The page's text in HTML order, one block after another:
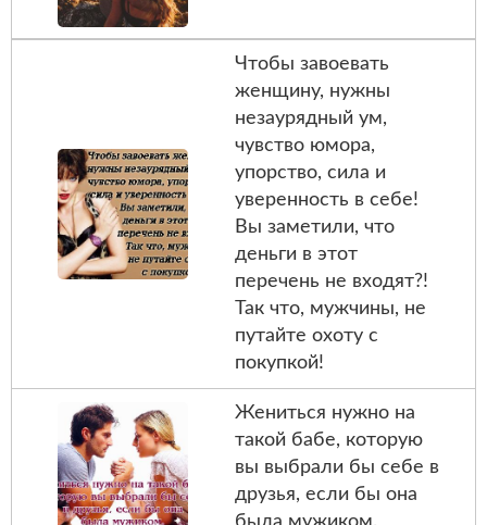
Чтобы завоевать
женщину, нужны
незаурядный ум,
чувство юмора,
упорство, сила и
уверенность в себе!
Вы заметили, что
деньги в этот
перечень не входят?!
Так что, мужчины, не
путайте охоту с
покупкой!
Жениться нужно на
такой бабе, которую
вы выбрали бы себе в
друзья, если бы она